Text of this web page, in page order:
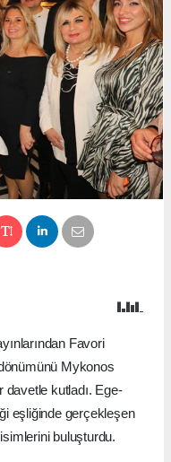
Favori
Mykonos
davetle kutladı. Ege-
eşliğinde gerçekleşen
buluşturdu.